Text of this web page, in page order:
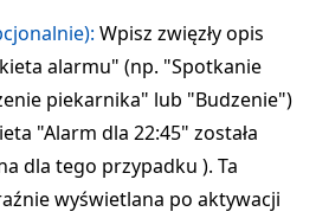
Wpisz zwięzły opis
alarmu" (np. "Spotkanie
piekarnika" lub "Budzenie")
"Alarm dla 22:45" została
dla tego przypadku ). Ta
wyświetlana po aktywacji